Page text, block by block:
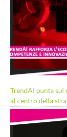
TrendAI punta sul
al centro della